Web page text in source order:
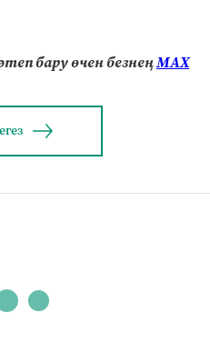
бару өчен безнеңМАХ